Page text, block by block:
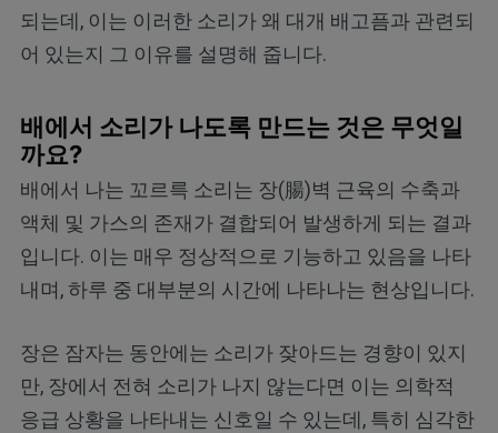
되는데, 이는 이러한 소리가 왜 대개 배고픔과 관련되
어 있는지 그 이유를 설명해 줍니다.
배에서 소리가 나도록 만드는 것은 무엇일
까요?
배에서 나는 꼬르륵 소리는 장(腸)벽 근육의 수축과
액체 및 가스의 존재가 결합되어 발생하게 되는 결과
입니다. 이는 매우 정상적으로 기능하고 있음을 나타
내며, 하루 중 대부분의 시간에 나타나는 현상입니다.
장은 잠자는 동안에는 소리가 잦아드는 경향이 있지
만, 장에서 전혀 소리가 나지 않는다면 이는 의학적
응급 상황을 나타내는 신호일 수 있는데, 특히 심각한